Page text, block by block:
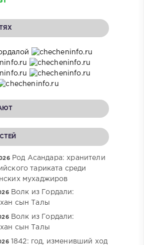
Род Асандара: хранители
тариката среди
мухаджиров
Волк из Гордали:
сын Талы
Волк из Гордали:
сын Талы
1842: год, изменивший ход